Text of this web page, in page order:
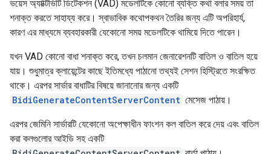
ভয়েস অ্যাক্টিভিটি ডিটেকশন (VAD) মডেলটিকে কোনো ব্যক্তি কথা বলার সময় তা
শনাক্ত করতে সাহায্য করে। স্বাভাবিক কথোপকথন তৈরির জন্য এটি অপরিহার্য,
কারণ এর মাধ্যমে ব্যবহারকারী যেকোনো সময় মডেলটিকে থামিয়ে দিতে পারেন।
যখন VAD কোনো বাধা শনাক্ত করে, তখন চলমান জেনারেশনটি বাতিল ও বাতিল হয়ে
যায়। শুধুমাত্র ক্লায়েন্টের কাছে ইতিমধ্যে পাঠানো তথ্যই সেশন হিস্ট্রিতে সংরক্ষিত
থাকে। এরপর সার্ভার বাধাটির বিষয়ে জানানোর জন্য একটি
BidiGenerateContentServerContent মেসেজ পাঠায়।
এরপর জেমিনি সার্ভারটি যেকোনো অপেক্ষাধীন ফাংশন কল বাতিল করে দেয় এবং বাতিল
করা কলগুলোর আইডি সহ একটি